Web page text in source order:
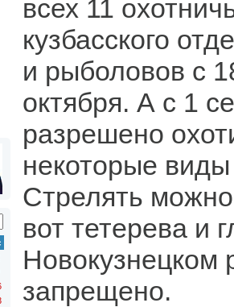
всех 11
кузбасского
и рыболовов с
октября. А с 1
разрешено
некоторые
Стрелять
вот тетерева и
Новокузнецком
запрещено.